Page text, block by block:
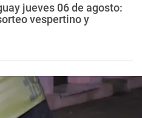
jueves 06 de agosto:
vespertino y